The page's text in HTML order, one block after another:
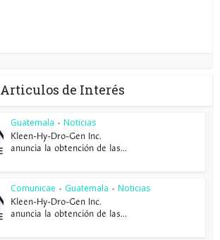
Articulos de Interés
Guatemala • Noticias
Kleen-Hy-Dro-Gen Inc.
anuncia la obtención de las...
Comunicae • Guatemala • Noticias
Kleen-Hy-Dro-Gen Inc.
anuncia la obtención de las...